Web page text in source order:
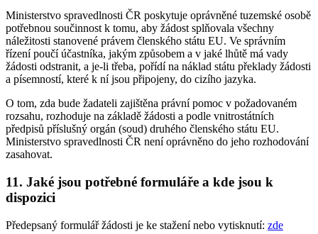
Ministerstvo spravedlnosti ČR poskytuje oprávněné tuzemské osobě
potřebnou součinnost k tomu, aby žádost splňovala všechny
náležitosti stanovené právem členského státu EU. Ve správním
řízení poučí účastníka, jakým způsobem a v jaké lhůtě má vady
žádosti odstranit, a je-li třeba, pořídí na náklad státu překlady žádosti
a písemností, které k ní jsou připojeny, do cizího jazyka.
O tom, zda bude žadateli zajištěna právní pomoc v požadovaném
rozsahu, rozhoduje na základě žádosti a podle vnitrostátních
předpisů příslušný orgán (soud) druhého členského státu EU.
Ministerstvo spravedlnosti ČR není oprávněno do jeho rozhodování
zasahovat.
11. Jaké jsou potřebné formuláře a kde jsou k
dispozici
Předepsaný formulář žádosti je ke stažení nebo vytisknutí: zde